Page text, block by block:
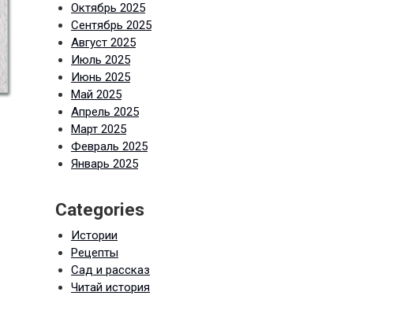
Октябрь 2025
Сентябрь 2025
Август 2025
Июль 2025
Июнь 2025
Май 2025
Апрель 2025
Март 2025
Февраль 2025
Январь 2025
Categories
Истории
Рецепты
Сад и рассказ
Читай история